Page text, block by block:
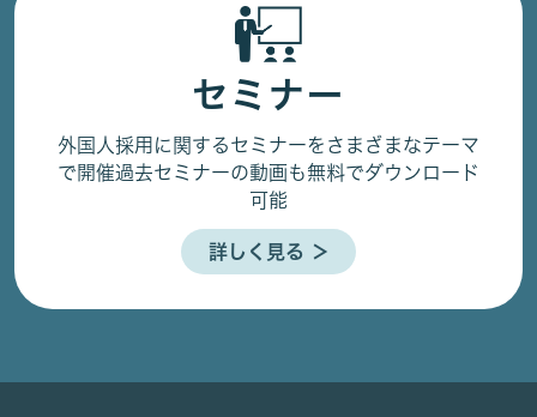
セミナー
外国人採用に関するセミナーをさまざまなテーマ
で開催過去セミナーの動画も無料でダウンロード
可能
詳しく見る ＞